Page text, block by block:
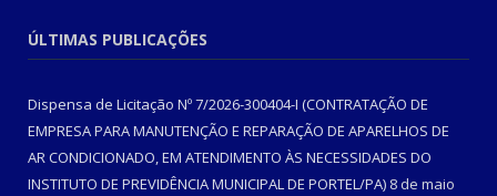
ÚLTIMAS PUBLICAÇÕES
Dispensa de Licitação Nº 7/2026-300404-I (CONTRATAÇÃO DE
EMPRESA PARA MANUTENÇÃO E REPARAÇÃO DE APARELHOS DE
AR CONDICIONADO, EM ATENDIMENTO ÀS NECESSIDADES DO
INSTITUTO DE PREVIDÊNCIA MUNICIPAL DE PORTEL/PA) 8 de maio